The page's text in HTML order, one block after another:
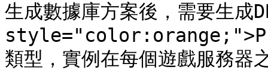
生成數據庫方案後，需要生
類型，實例在每個遊戲服務器